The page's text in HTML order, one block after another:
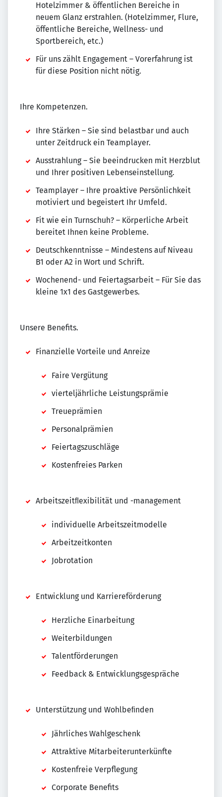
Hotelzimmer & öffentlichen Bereiche in
neuem Glanz erstrahlen. (Hotelzimmer, Flure,
öffentliche Bereiche, Wellness- und
Sportbereich, etc.)
Für uns zählt Engagement – Vorerfahrung ist
für diese Position nicht nötig.
Ihre Kompetenzen.
Ihre Stärken – Sie sind belastbar und auch
unter Zeitdruck ein Teamplayer.
Ausstrahlung – Sie beeindrucken mit Herzblut
und Ihrer positiven Lebenseinstellung.
Teamplayer – Ihre proaktive Persönlichkeit
motiviert und begeistert Ihr Umfeld.
Fit wie ein Turnschuh? – Körperliche Arbeit
bereitet Ihnen keine Probleme.
Deutschkenntnisse – Mindestens auf Niveau
B1 oder A2 in Wort und Schrift.
Wochenend- und Feiertagsarbeit – Für Sie das
kleine 1x1 des Gastgewerbes.
Unsere Benefits.
Finanzielle Vorteile und Anreize
Faire Vergütung
vierteljährliche Leistungsprämie
Treueprämien
Personalprämien
Feiertagszuschläge
Kostenfreies Parken
Arbeitszeitﬂexibilität und -management
individuelle Arbeitszeitmodelle
Arbeitzeitkonten
Jobrotation
Entwicklung und Karriereförderung
Herzliche Einarbeitung
Weiterbildungen
Talentförderungen
Feedback & Entwicklungsgespräche
Unterstützung und Wohlbeﬁnden
Jährliches Wahlgeschenk
Attraktive Mitarbeiterunterkünfte
Kostenfreie Verpflegung
Corporate Benefits